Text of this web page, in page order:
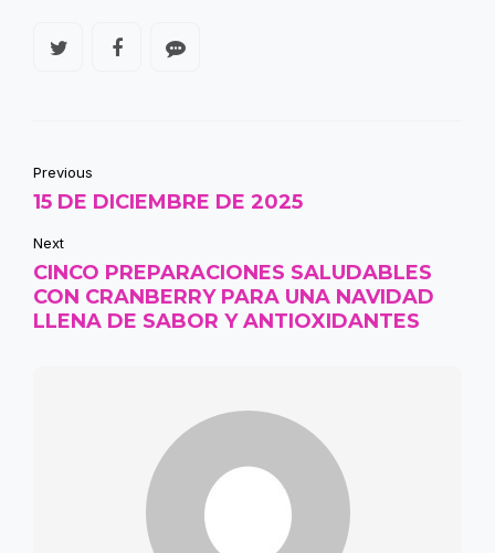
Previous
15 DE DICIEMBRE DE 2025
Next
CINCO PREPARACIONES SALUDABLES
CON CRANBERRY PARA UNA NAVIDAD
LLENA DE SABOR Y ANTIOXIDANTES